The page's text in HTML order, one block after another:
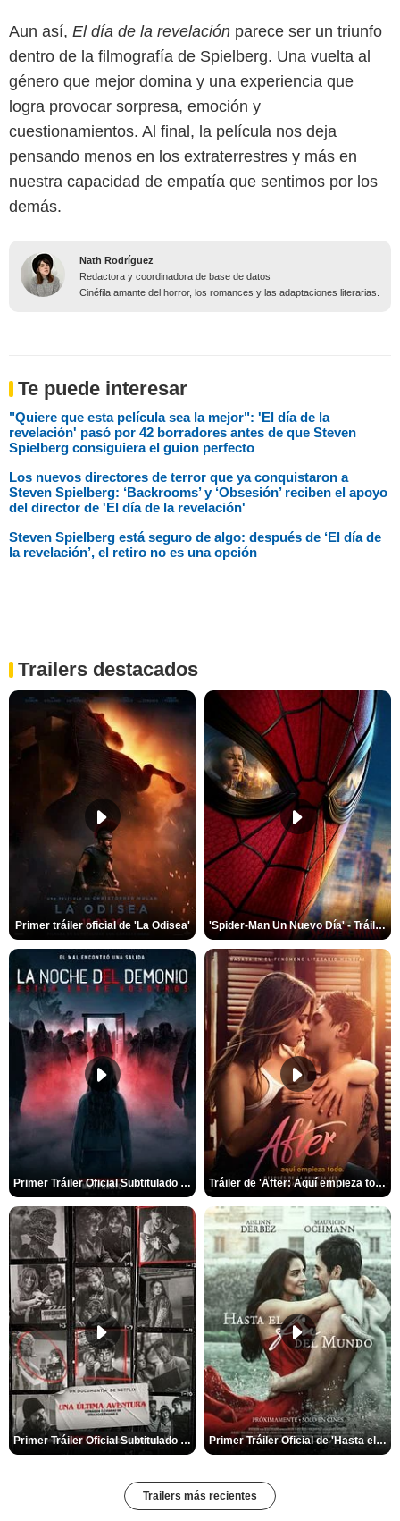
Aun así, El día de la revelación parece ser un triunfo
dentro de la filmografía de Spielberg. Una vuelta al
género que mejor domina y una experiencia que
logra provocar sorpresa, emoción y
cuestionamientos. Al final, la película nos deja
pensando menos en los extraterrestres y más en
nuestra capacidad de empatía que sentimos por los
demás.
Nath Rodríguez
Redactora y coordinadora de base de datos
Cinéfila amante del horror, los romances y las adaptaciones literarias.
Te puede interesar
"Quiere que esta película sea la mejor": 'El día de la
revelación' pasó por 42 borradores antes de que Steven
Spielberg consiguiera el guion perfecto
Los nuevos directores de terror que ya conquistaron a
Steven Spielberg: ‘Backrooms’ y ‘Obsesión’ reciben el apoyo
del director de 'El día de la revelación'
Steven Spielberg está seguro de algo: después de ‘El día de
la revelación’, el retiro no es una opción
Trailers destacados
Primer tráiler oficial de 'La Odisea' 'Spider-Man Un Nuevo Día' - Tráiler oficial subtitulado
Primer Tráiler Oficial Subtitulado de 'La Noche Del Demonio: Están Entre Nosotros' Tráiler de 'After: Aquí empieza todo'
Primer Tráiler Oficial Subtitulado de 'Una última aventura: Detrás de cámaras de Stranger Things 5' Primer Tráiler Oficial de 'Hasta el fin del mundo'
Trailers más recientes